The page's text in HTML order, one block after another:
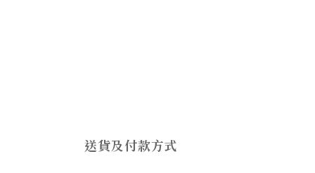
送貨及付款方式